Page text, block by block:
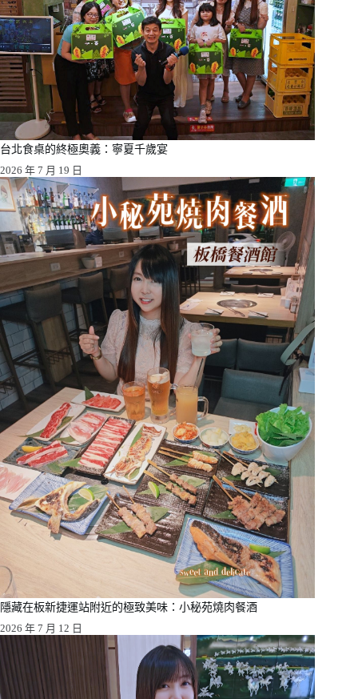
台北食桌的終極奧義：寧夏千歲宴
2026 年 7 月 19 日
隱藏在板新捷運站附近的極致美味：小秘苑燒肉餐酒
2026 年 7 月 12 日